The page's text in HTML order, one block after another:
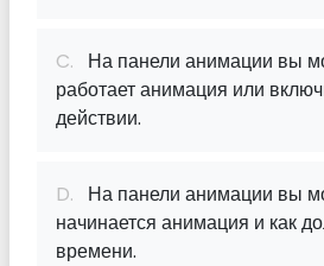
C. На панели анимации вы
работает анимация или
действии.
D. На панели анимации вы
начинается анимация и как
времени.